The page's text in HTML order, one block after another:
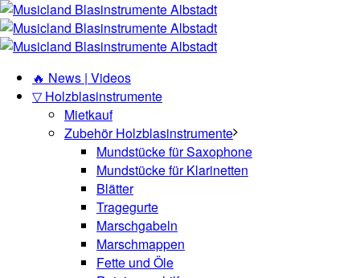
🔥 News | Videos
▽ Holzblasinstrumente
Mietkauf
Zubehör Holzblasinstrumente
Mundstücke für Saxophone
Mundstücke für Klarinetten
Blätter
Tragegurte
Marschgabeln
Marschmappen
Fette und Öle